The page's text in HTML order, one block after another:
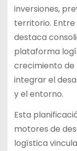
inversiones,
territorio. Entre
destaca
plataforma
crecimiento de
integrar el
y el entorno.
Esta
motores de
logística